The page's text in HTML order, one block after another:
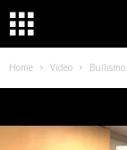
Home Video